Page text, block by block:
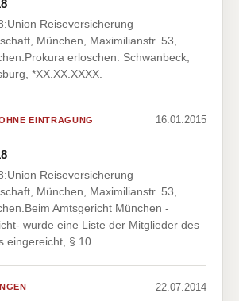
Reiseversicherung
München, Maximilianstr. 53,
erloschen: Schwanbeck,
*XX.XX.XXXX.
EINTRAGUNG 16.01.2015
Reiseversicherung
München, Maximilianstr. 53,
Amtsgericht München -
wurde eine Liste der Mitglieder des
eingereicht, § 10…
22.07.2014